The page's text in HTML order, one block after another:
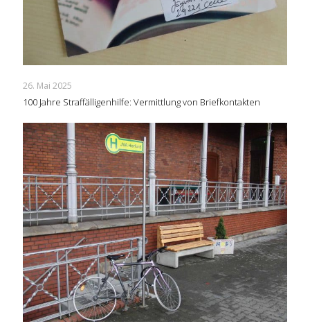
26. Mai 2025
100 Jahre Straffälligenhilfe: Vermittlung von Briefkontakten